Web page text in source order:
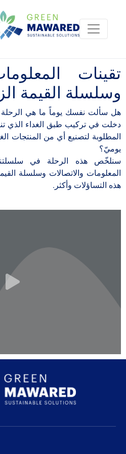
تقينات
وسلسلة القيمة
هل سألت نفسك يوماً ما هي الرحلة
دخلت في تركيب طبق الغداء الذي
المطلوبة لتصنيع أي من المنتجات
يوميّ؟
سنلخّص هذه الرحلة في سلسلتنا
المعلومات والاتصالات وسلسلة
هذه التساؤلات وأكثر.